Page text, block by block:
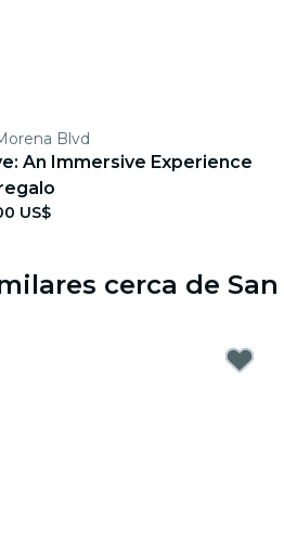
Blvd
An Immersive Experience
US$
cerca de